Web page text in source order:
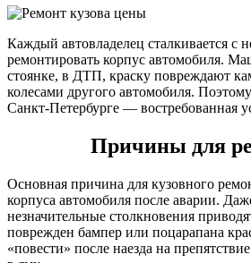
Каждый автовладелец сталкивается с
ремонтировать корпус автомобиля.
стоянке, в ДТП, краску повреждают
колесами другого автомобиля.
Санкт-Петербурге — востребованная
Причины для
Основная причина для кузовного
корпуса автомобиля после аварии.
незначительные столкновения
поврежден бампер или поцарапана
«повести» после наезда на